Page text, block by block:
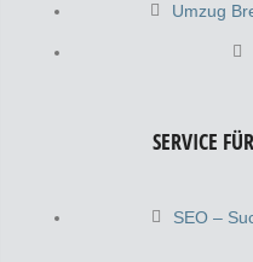
Umzug
SERVICE
SEO –